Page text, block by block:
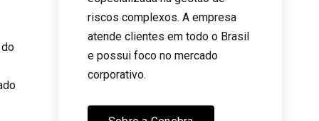
riscos complexos. A empresa
atende clientes em todo o Brasil
e possui foco no mercado
corporativo.